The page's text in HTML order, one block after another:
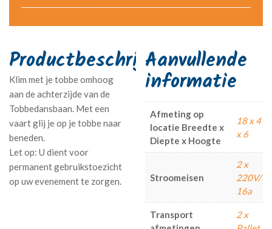
Klim met je tobbe omhoog
aan de achterzijde van de
Tobbedansbaan. Met een
vaart glij je op je tobbe naar
beneden.
Aanvullende
informatie
Afmeting op
locatie Breedte x
Diepte x Hoogte
18 x 4
x 6
Stroomeisen
2 x
220V/
16a
Transport
2 x